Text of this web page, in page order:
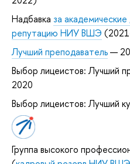
Надбавка за
репутацию НИУ ВШЭ
Лучший преподаватель—
Выбор лицеистов: Лучший
2020
Выбор лицеистов: Лучший
Группа высокого